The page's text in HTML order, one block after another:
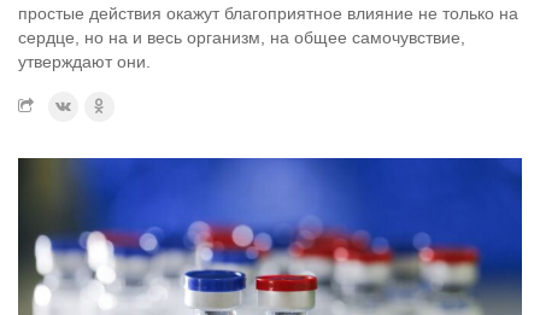
простые действия окажут благоприятное влияние не только на
сердце, но на и весь организм, на общее самочувствие,
утверждают они.